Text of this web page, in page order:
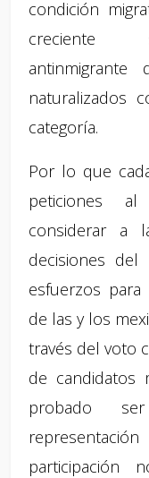
condición
creciente
naturalizados
categoría.
Por lo que
peticiones
considerar a
decisiones
esfuerzos para
de las y los
través del voto
de candidatos
probado
participación